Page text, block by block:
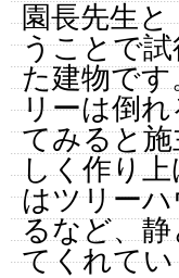
園長先生
うことで
た建物です
リーは倒
てみると施
しく作り
はツリー
るなど、
てくれて